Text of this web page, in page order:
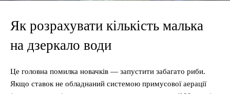
Як розрахувати кількість малька
на дзеркало води
Це головна помилка новачків — запустити забагато риби.
Якщо ставок не обладнаний системою примусової аерації